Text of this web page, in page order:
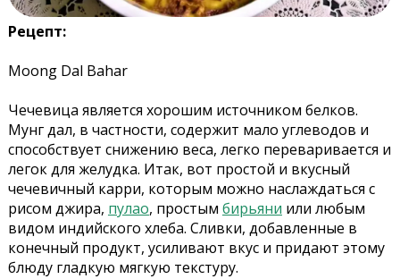
Рецепт:
Moong Dal Bahar
Чечевица является хорошим источником белков.
Мунг дал, в частности, содержит мало углеводов и
способствует снижению веса, легко переваривается и
легок для желудка. Итак, вот простой и вкусный
чечевичный карри, которым можно наслаждаться с
рисом джира, пулао, простым бирьяни или любым
видом индийского хлеба. Сливки, добавленные в
конечный продукт, усиливают вкус и придают этому
блюду гладкую мягкую текстуру.